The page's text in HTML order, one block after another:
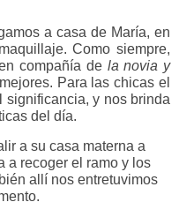
a casa de María, en
Como siempre,
compañía de la novia y
Para las chicas el
significancia, y nos brinda
del día.
a su casa materna a
a recoger el ramo y los
allí nos entretuvimos